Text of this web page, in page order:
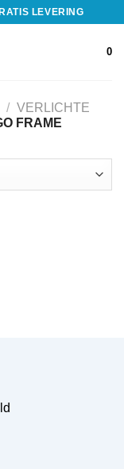
LEVERING
0
/ VERLICHTE
FRAME